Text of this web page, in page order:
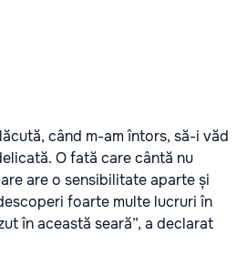
când m-am întors, să-i văd
O fată care cântă nu
are o sensibilitate aparte și
foarte multe lucruri în
în această seară”, a declarat